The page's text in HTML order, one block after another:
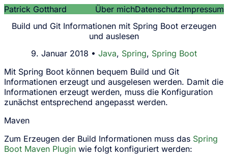
Patrick Gotthard Über michDatenschutzImpressum
Build und Git Informationen mit Spring Boot erzeugen
und auslesen
9. Januar 2018 • Java, Spring, Spring Boot
Mit Spring Boot können bequem Build und Git
Informationen erzeugt und ausgelesen werden. Damit die
Informationen erzeugt werden, muss die Konfiguration
zunächst entsprechend angepasst werden.
Maven
Zum Erzeugen der Build Informationen muss das Spring
Boot Maven Plugin wie folgt konfiguriert werden: